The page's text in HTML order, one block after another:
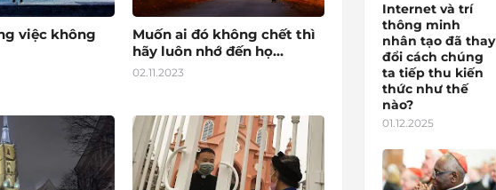
việc không
Muốn ai đó không chết thì
hãy luôn nhớ đến họ...
02.11.2023
Internet và trí
thông minh
nhân tạo đã thay
đổi cách chúng
ta tiếp thu kiến
thức như thế
nào?
01.12.2025